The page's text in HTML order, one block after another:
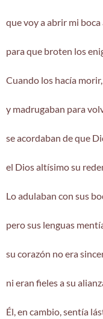
que voy a abrir mi boca
para que broten los
Cuando los hacía
y madrugaban para
se acordaban de que
el Dios altísimo su
Lo adulaban con sus
pero sus lenguas
su corazón no era
ni eran fieles a su
Él, en cambio, sentía